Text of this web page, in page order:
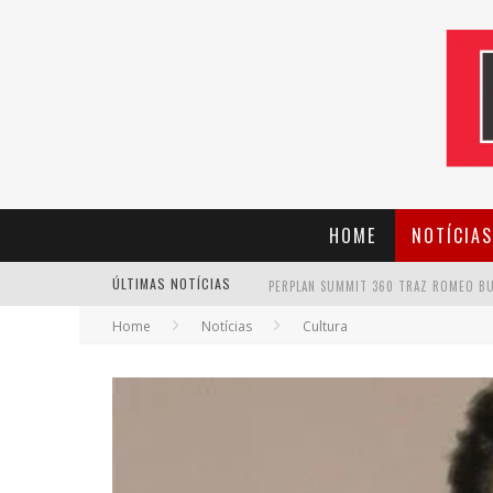
HOME NOTÍCIAS
ÚLTIMAS NOTÍCIAS
CANTOR EVANDRO JR. NA
Home Notícias Cultura